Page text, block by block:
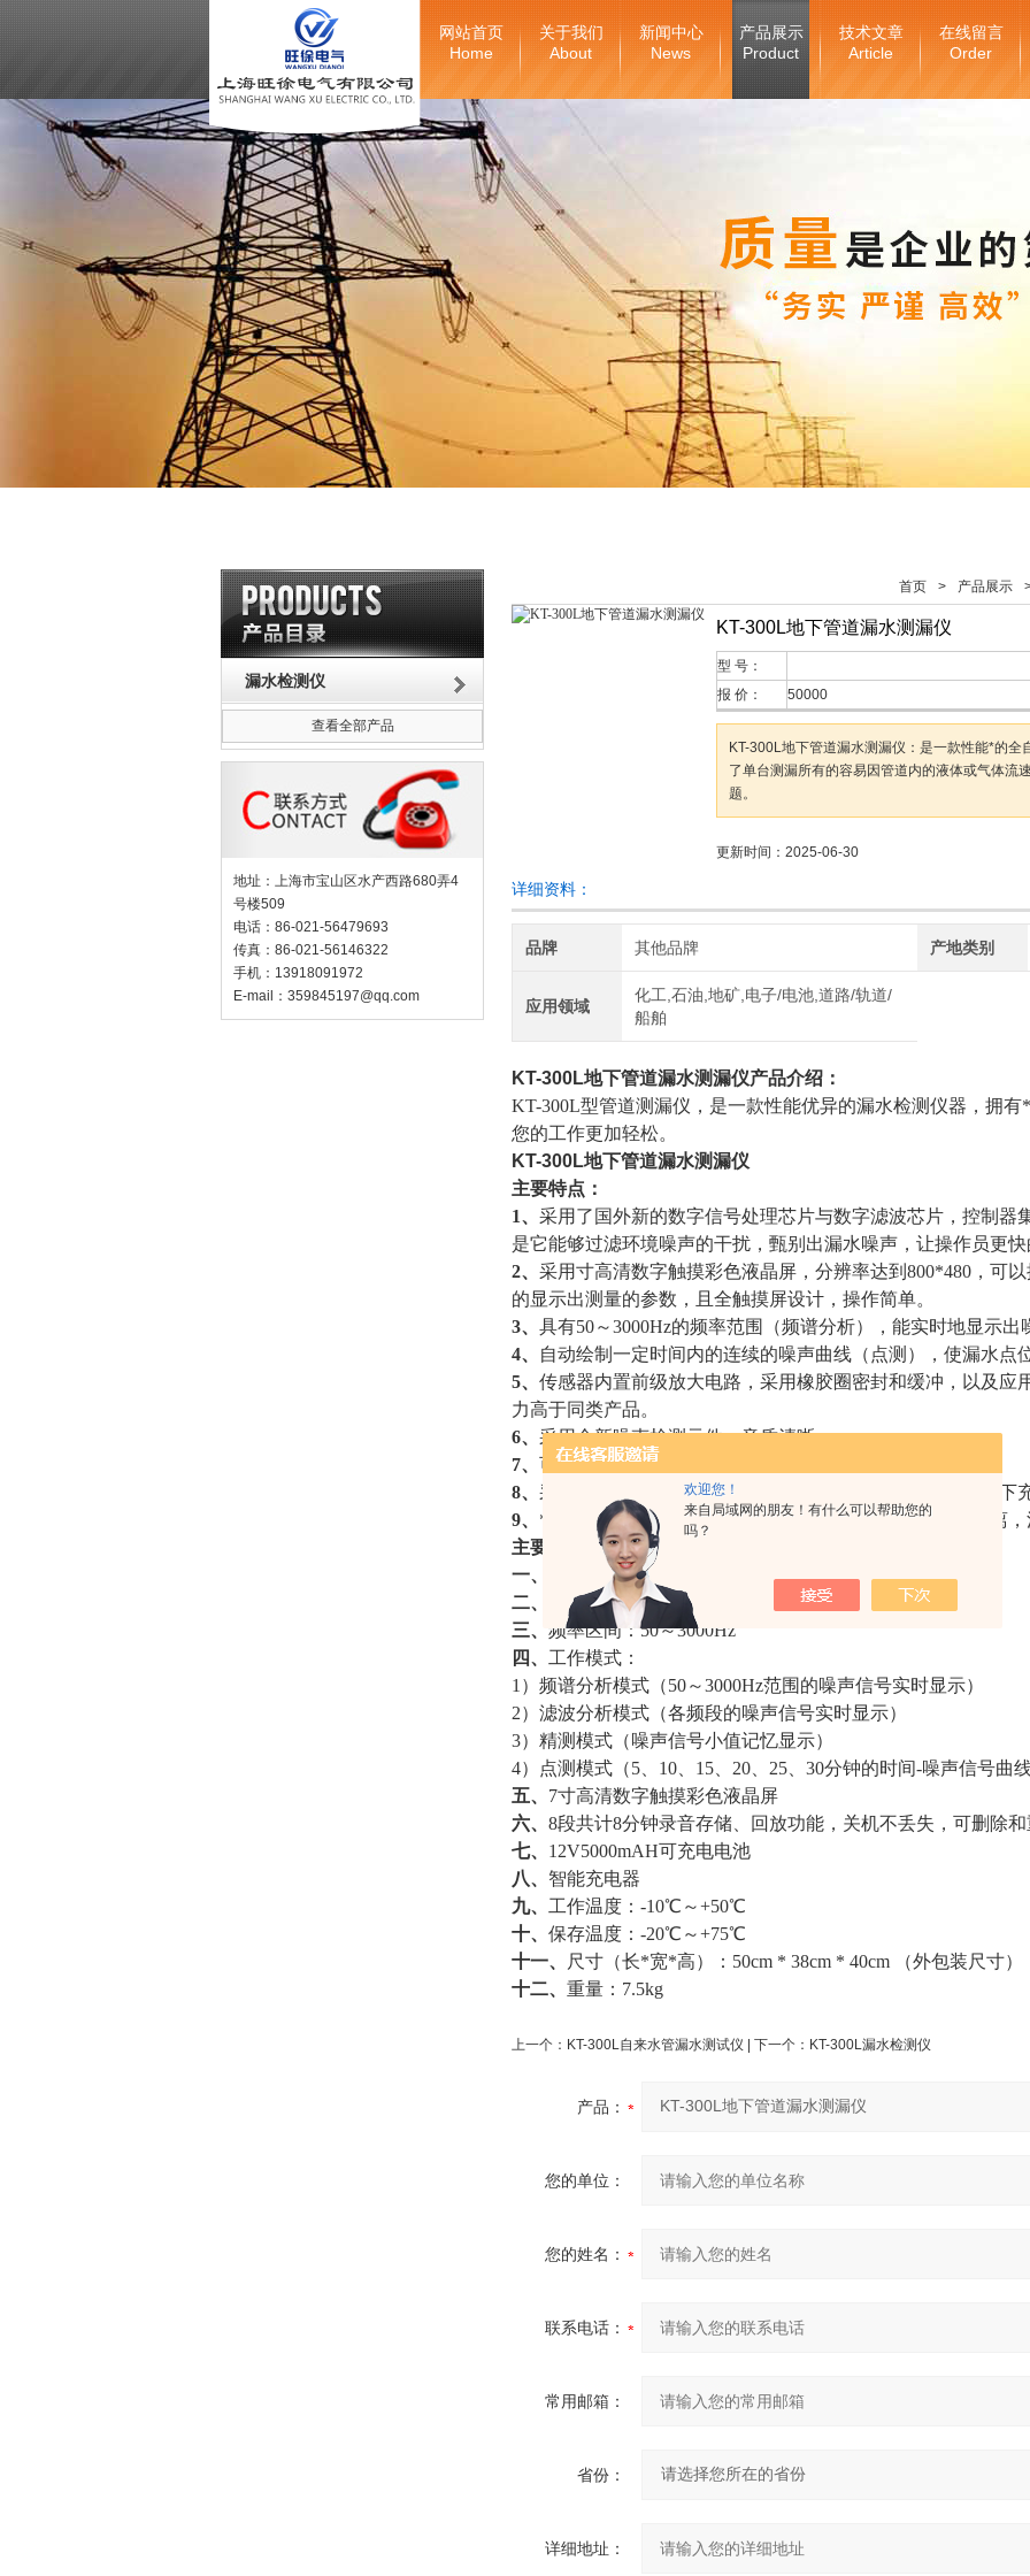
欢迎您！
来自局域网的朋友！有什么可以帮助您的
吗？
网站首页
Home
关于我们
About
新闻中心
News
产品展示
Product
技术文章
Article
在线留言
Order
漏水检测仪
查看全部产品
地址：上海市宝山区水产西路680弄4
号楼509
电话：86-021-56479693
传真：86-021-56146322
手机：13918091972
E-mail： 359845197@qq.com
首页 > 产品展示
KT-300L地下管道漏水测漏仪
型 号：
报 价：
50000
KT-300L地下管道漏水测漏仪：是一款性能*的全
了单台测漏所有的容易因管道内的液体或气体流
题。
更新时间：2025-06-30
详细资料：
品牌 其他品牌 产地类别
应用领域
化工,石油,地矿,电子/电池,道路/轨道/
船舶
KT-300L地下管道漏水测漏仪产品介绍：
KT-300L型管道测漏仪，是一款性能优异的漏水检测仪器，拥
您的工作更加轻松。
KT-300L地下管道漏水测漏仪
主要特点：
1、 采用了国外新的数字信号处理芯片与数字滤波芯片，控制器
是它能够过滤环境噪声的干扰，甄别出漏水噪声，让操作员更快
2、 采用寸高清数字触摸彩色液晶屏，分辨率达到800*480，可
的显示出测量的参数，且全触摸屏设计，操作简单。
3、 具有50～3000Hz的频率范围（频谱分析），能实时地显示出
4、
自动绘制一定时间内的连续的噪声曲线（点测），使漏水点
5、 传感器内置前级放大电路，采用橡胶圈密封和缓冲，以及应
力高于同类产品。
6、 采用全新噪声检测元件，音质清晰。
7、 可保存8段共计8分钟的录音，关机不丢失，随时可分析。
8、 采用大容量电池，可连续工作达十小时以上，并且可以拆下
9、 *抗干扰电路设计，对数字信号与模拟信号进行了有效隔离
主要技术指标：
一、
频率分档：31个中心频率和常用频段
二、
音频放大增益：100dB内可调
三、 频率区间：50～3000Hz
四、 工作模式：
1）频谱分析模式（50～3000Hz范围的噪声信号实时显示）
2）滤波分析模式（各频段的噪声信号实时显示）
3）精测模式（噪声信号小值记忆显示）
4）点测模式（5、10、15、20、25、30分钟的时间-噪声信号曲
五、 7寸高清数字触摸彩色液晶屏
六、 8段共计8分钟录音存储、回放功能，关机不丢失，可删除和
七、 12V5000mAH可充电电池
八、 智能充电器
九、 工作温度：-10℃～+50℃
十、 保存温度：-20℃～+75℃
十一、
尺寸（长*宽*高）：50cm * 38cm * 40cm （外包装尺寸）
十二、 重量：7.5kg
上一个： KT-300L自来水管漏水测试仪 | 下一个： KT-300L漏水检测仪
产品：
您的单位：
您的姓名：
联系电话：
常用邮箱：
省份：
详细地址：